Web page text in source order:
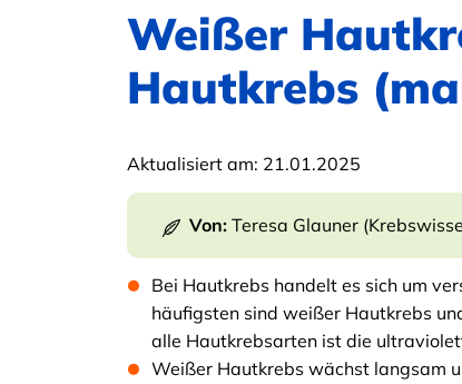
Weißer
Hautkrebs
Aktualisiert am: 21.01.2025
Von: Teresa Glauner
Bei Hautkrebs handelt es sich um
häufigsten sind weißer Hautkrebs
alle Hautkrebsarten ist die
Weißer Hautkrebs wächst langsam